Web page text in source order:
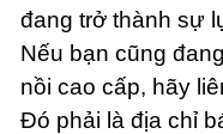
đang trở thành sự
Nếu bạn cũng
nồi cao cấp, hãy
Đó phải là địa chỉ